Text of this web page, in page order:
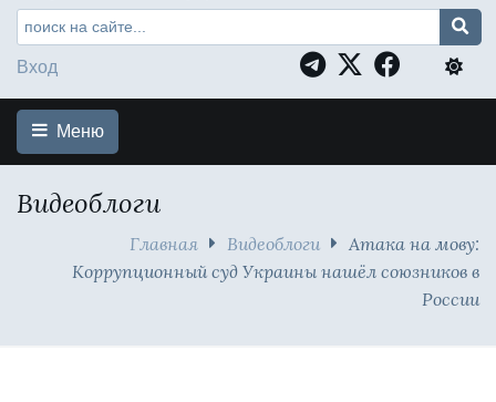
Вход
Меню
Видеоблоги
Главная Видеоблоги
Атака на мову:
Коррупционный суд Украины нашёл союзников в
России